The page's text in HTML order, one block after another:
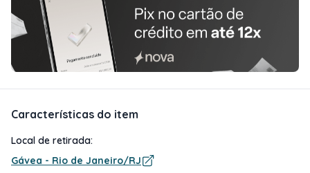
Características do item
Local de retirada:
Gávea - Rio de Janeiro/RJ